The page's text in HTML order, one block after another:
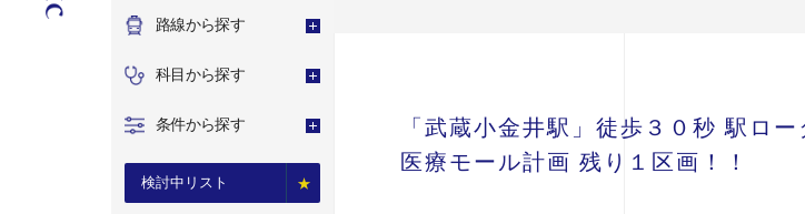
路線から探す
科目から探す
条件から探す
検討中リスト
「武蔵小金井駅」徒歩３０秒 駅ロ
医療モール計画 残り１区画！！